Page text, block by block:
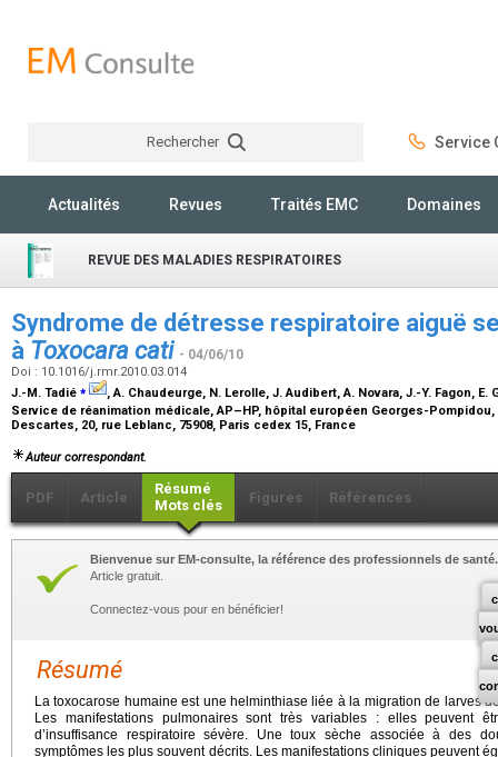
Rechercher Service
Actualités Revues Traités EMC Domaines
REVUE DES MALADIES RESPIRATOIRES
Syndrome de détresse respiratoire aiguë
à Toxocara cati - 04/06/10
Doi : 10.1016/j.rmr.2010.03.014
J.-M. Tadié ⁎
, A. Chaudeurge, N. Lerolle, J. Audibert, A. Novara, J.-Y. Fagon, E.
Service de réanimation médicale, AP–HP, hôpital européen Georges-
Descartes, 20, rue Leblanc, 75908, Paris cedex 15, France
Auteur correspondant.
PDF Article
Résumé
Mots clés
Figures Références
Bienvenue sur EM-consulte, la référence des professionnels de santé.
Article gratuit.
Connectez-vous pour en bénéficier!
Résumé
La toxocarose humaine est une helminthiase liée à la migration de larves
Les manifestations pulmonaires sont très variables : elles peuvent
d’insuffisance respiratoire sévère. Une toux sèche associée à des
symptômes les plus souvent décrits. Les manifestations cliniques peuvent